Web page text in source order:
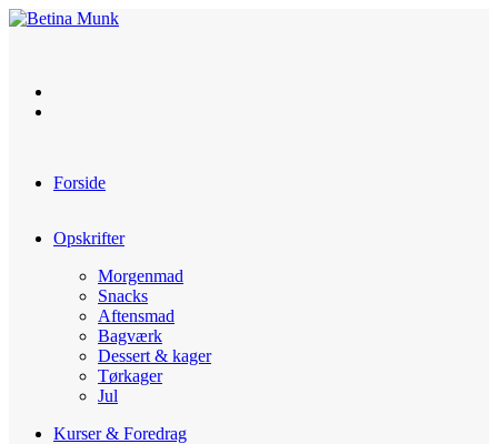
Skip
Forside
Opskrifter
Morgenmad
Snacks
Aftensmad
Bagværk
Dessert & kager
Tørkager
Jul
Kurser & Foredrag